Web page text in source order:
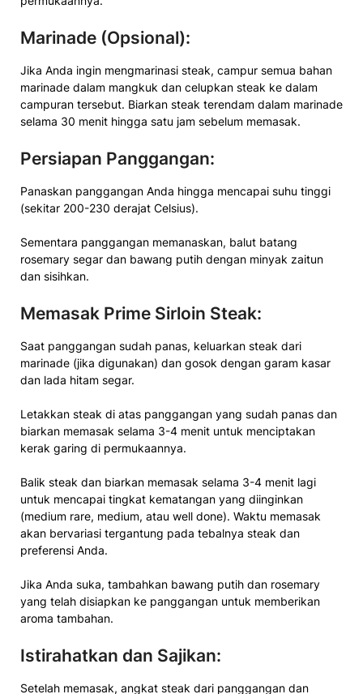
Marinade (Opsional):
Jika Anda ingin mengmarinasi steak, campur semua bahan
marinade dalam mangkuk dan celupkan steak ke dalam
campuran tersebut. Biarkan steak terendam dalam marinade
selama 30 menit hingga satu jam sebelum memasak.
Persiapan Panggangan:
Panaskan panggangan Anda hingga mencapai suhu tinggi
(sekitar 200-230 derajat Celsius).
Sementara panggangan memanaskan, balut batang
rosemary segar dan bawang putih dengan minyak zaitun
dan sisihkan.
Memasak Prime Sirloin Steak:
Saat panggangan sudah panas, keluarkan steak dari
marinade (jika digunakan) dan gosok dengan garam kasar
dan lada hitam segar.
Letakkan steak di atas panggangan yang sudah panas dan
biarkan memasak selama 3-4 menit untuk menciptakan
kerak garing di permukaannya.
Balik steak dan biarkan memasak selama 3-4 menit lagi
untuk mencapai tingkat kematangan yang diinginkan
(medium rare, medium, atau well done). Waktu memasak
akan bervariasi tergantung pada tebalnya steak dan
preferensi Anda.
Jika Anda suka, tambahkan bawang putih dan rosemary
yang telah disiapkan ke panggangan untuk memberikan
aroma tambahan.
Istirahatkan dan Sajikan:
Setelah memasak, angkat steak dari panggangan dan